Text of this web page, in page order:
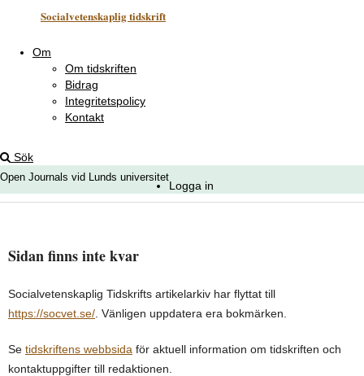
Socialvetenskaplig tidskrift
Om
Om tidskriften
Bidrag
Integritetspolicy
Kontakt
Sök
Open Journals vid Lunds universitet
Logga in
Sidan finns inte kvar
Socialvetenskaplig Tidskrifts artikelarkiv har flyttat till
https://socvet.se/. Vänligen uppdatera era bokmärken.
Se tidskriftens webbsida för aktuell information om tidskriften och
kontaktuppgifter till redaktionen.